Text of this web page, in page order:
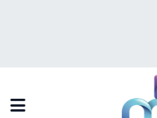
Mersin Trafik